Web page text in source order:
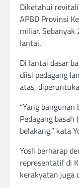
Diketahui
APBD Provinsi
miliar.
lantai.
Di lantai dasar
diisi pedagang
atas,
“Yang
Pedagang
belakang,” kata
Yosli berharap
representatif di
kerakyatan juga